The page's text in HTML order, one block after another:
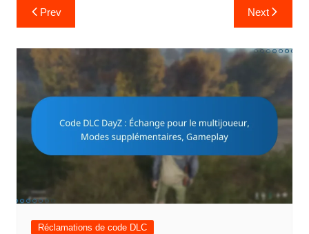
Post
navigation
Prev Next
Réclamations de code DLC